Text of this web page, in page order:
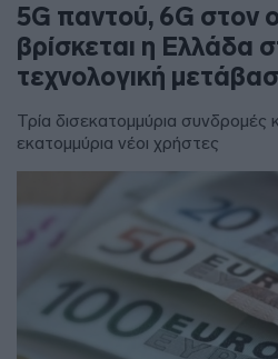
5G παντού, 6G στον
βρίσκεται η Ελλάδα
τεχνολογική
Τρία δισεκατομμύρια συνδρομές
εκατομμύρια νέοι χρήστες